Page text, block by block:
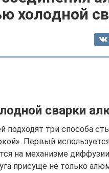
холодной
сварки
три способа
Первый
на механизме
присуще не только